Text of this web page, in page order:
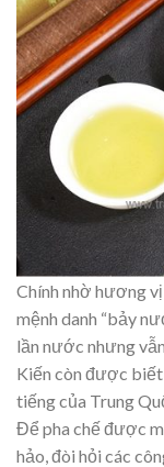
Chính nhờ hương
mệnh danh “bảy
lần nước nhưng
Kiến còn được biết
tiếng của Trung
Để pha chế được
hảo, đòi hỏi các